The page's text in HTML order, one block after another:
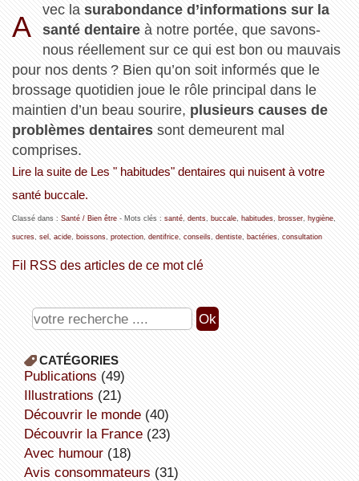
A
vec lasurabondance d’informations sur la
santé dentaire à notre portée, que savons-
nous réellement sur ce qui est bon ou mauvais
pour nos dents ? Bien qu’on soit informés que le
brossage quotidien joue le rôle principal dans le
maintien d’un beau sourire, plusieurs causes de
problèmes dentairessont demeurent mal
comprises.
Lire la suite de Les " habitudes" dentaires qui nuisent à votre
santé buccale.
Classé dans : Santé / Bien être- Mots clés : santé, dents, buccale, habitudes, brosser, hygiène,
sucres, sel acide, boissons, protection, dentifrice, conseils, dentiste, bactéries, consultation
Fil RSS des articles de ce mot clé
CATÉGORIES
publications (49)
illustrations (21)
découvrir le monde(40)
découvrir la France(23)
avec humour(18)
avis consommateurs (31)